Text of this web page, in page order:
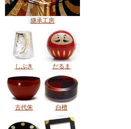
継承工房
しぶき だるま
古代朱 白檀